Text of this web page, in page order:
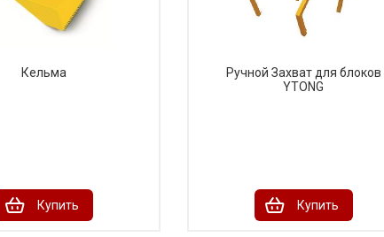
Кельма
Купить
Ручной Захват для блоков
YTONG
Купить